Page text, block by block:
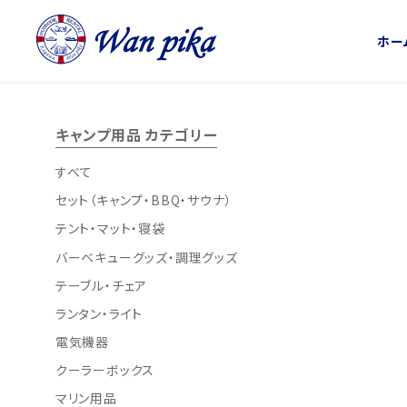
ホー
キャンプ用品 カテゴリー
すべて
セット（キャンプ・BBQ・サウナ）
テント・マット・寝袋
バーベキューグッズ・調理グッズ
テーブル・チェア
ランタン・ライト
電気機器
クーラーボックス
マリン用品